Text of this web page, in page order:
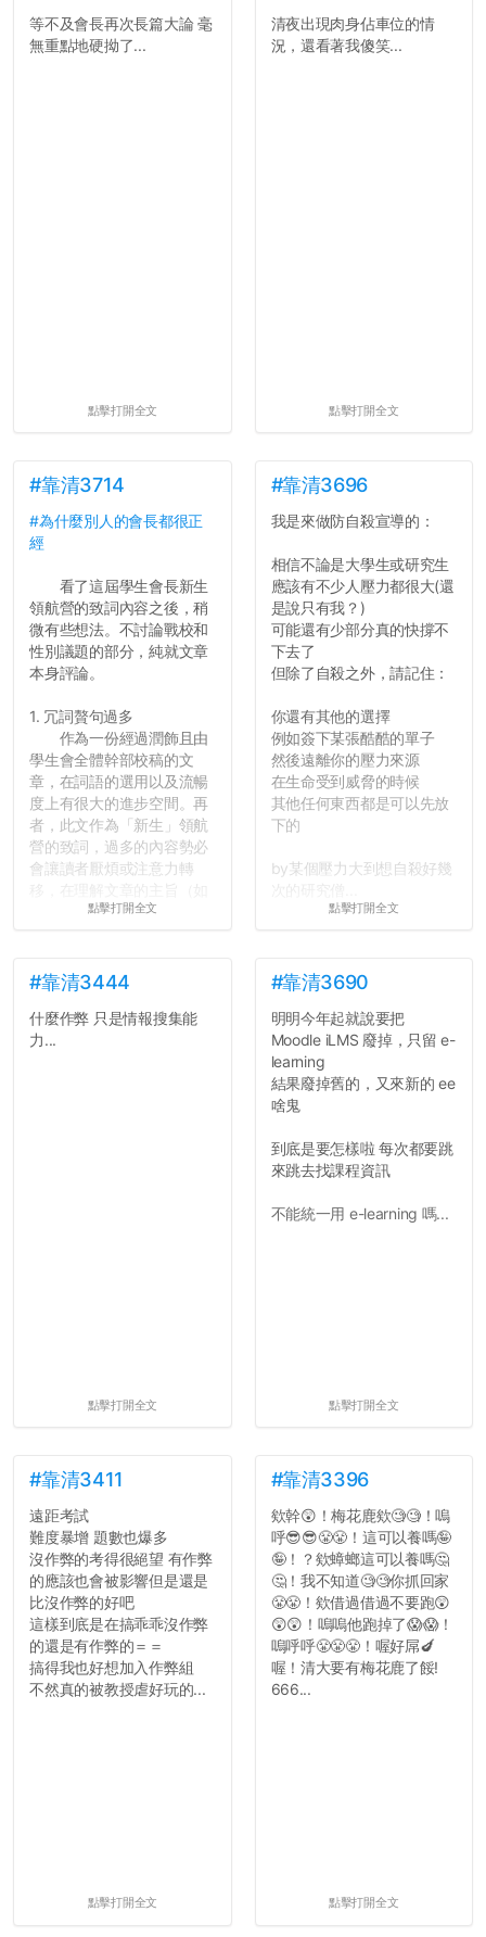
等不及會長再次長篇大論 毫
無重點地硬拗了...
點擊打開全文
清夜出現肉身佔車位的情
況，還看著我傻笑...
點擊打開全文
#靠清3714
#為什麼別人的會長都很正
經
看了這屆學生會長新生
領航營的致詞內容之後，稍
微有些想法。不討論戰校和
性別議題的部分，純就文章
本身評論。
1. 冗詞贅句過多
作為一份經過潤飾且由
學生會全體幹部校稿的文
章，在詞語的選用以及流暢
度上有很大的進步空間。再
者，此文作為「新生」領航
營的致詞，過多的內容勢必
會讓讀者厭煩或注意力轉
果有的話）前就失去興趣。
的聲明一樣正式，但至少在
用字上多加留意。有些語句
用說的可能會引人發笑或多
聽幾句，但寫成文字時只會
點擊打開全文
#靠清3696
我是來做防自殺宣導的：
相信不論是大學生或研究生
應該有不少人壓力都很大(還
是說只有我？)
可能還有少部分真的快撐不
下去了
但除了自殺之外，請記住：
你還有其他的選擇
例如簽下某張酷酷的單子
然後遠離你的壓力來源
在生命受到威脅的時候
其他任何東西都是可以先放
下的
by某個壓力大到想自殺好幾
點擊打開全文
#靠清3444
什麼作弊 只是情報搜集能
力...
點擊打開全文
#靠清3690
明明今年起就說要把
Moodle iLMS 廢掉，只留 e-
learning
結果廢掉舊的，又來新的 ee
啥鬼
到底是要怎樣啦 每次都要跳
來跳去找課程資訊
不能統一用 e-learning 嗎...
點擊打開全文
#靠清3411
遠距考試
難度暴增 題數也爆多
沒作弊的考得很絕望 有作弊
的應該也會被影響但是還是
比沒作弊的好吧
這樣到底是在搞乖乖沒作弊
的還是有作弊的＝＝
搞得我也好想加入作弊組
不然真的被教授虐好玩的...
點擊打開全文
#靠清3396
欸幹😲！梅花鹿欸🧐🧐！嗚
呼😎😎😤😤！這可以養嗎🤪
🤪！？欸蟑螂這可以養嗎🤔
🤔！我不知道🧐🧐你抓回家
😤😤！欸借過借過不要跑😲
😲😲！嗚嗚他跑掉了😱😱！
嗚呼呼😤😤😤！喔好屌🍆
喔！清大要有梅花鹿了餒!
666...
點擊打開全文